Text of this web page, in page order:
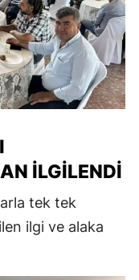
ILGILENDI
tek tek
ilgi ve alaka